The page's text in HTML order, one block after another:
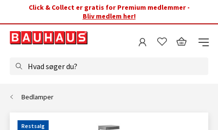
Click & Collect er gratis for Premium medlemmer -
Bliv medlem her!
Hvad søger du?
Bedlamper
Restsalg